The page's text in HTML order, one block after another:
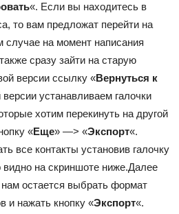
«. Если вы находитесь в
то вам предложат перейти на
случае на момент написания
сразу зайти на старую
версии ссылку «Вернуться к
устанавливаем галочки
хотим перекинуть на другой
«Еще» —> «Экспорт«.
все контакты установив галочку
видно на скриншоте ниже.Далее
нам остается выбрать формат
и нажать кнопку «Экспорт«.